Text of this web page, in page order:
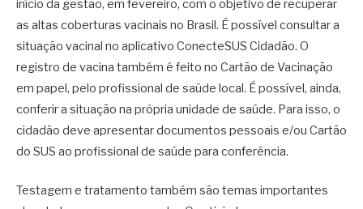
início da gestão, em fevereiro, com o objetivo de recuperar
as altas coberturas vacinais no Brasil. É possível consultar a
situação vacinal no aplicativo ConecteSUS Cidadão. O
registro de vacina também é feito no Cartão de Vacinação
em papel, pelo profissional de saúde local. É possível, ainda,
conferir a situação na própria unidade de saúde. Para isso, o
cidadão deve apresentar documentos pessoais e/ou Cartão
do SUS ao profissional de saúde para conferência.
Testagem e tratamento também são temas importantes